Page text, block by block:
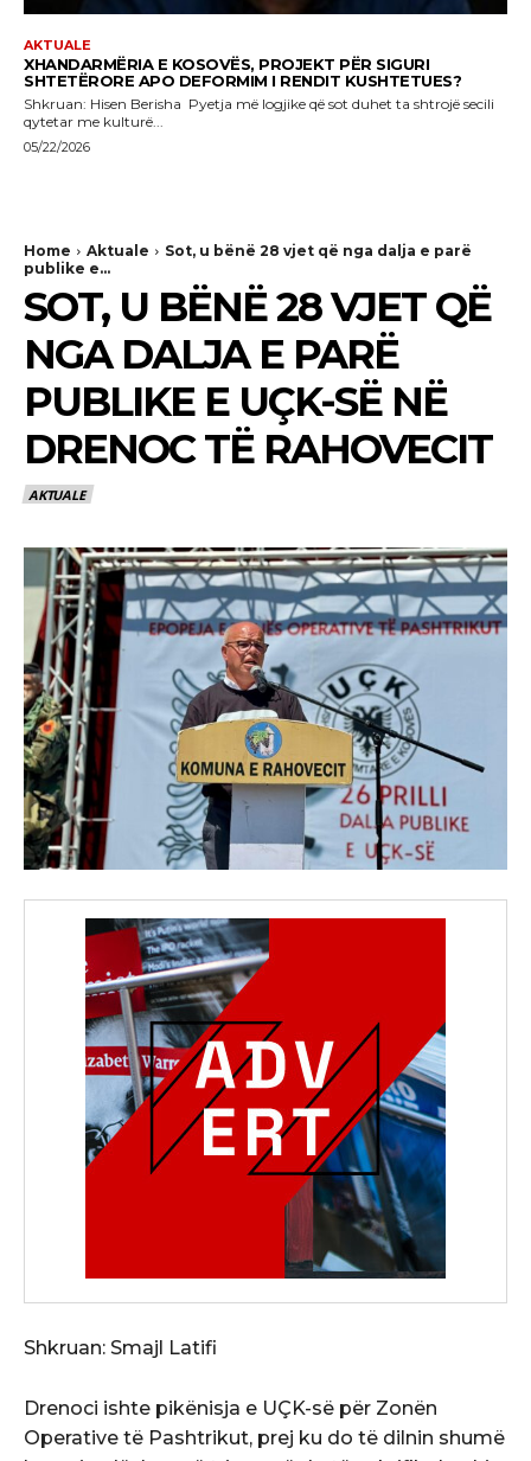
AKTUALE
XHANDARMËRIA E KOSOVËS, PROJEKT PËR SIGURI
SHTETËRORE APO DEFORMIM I RENDIT KUSHTETUES?
Shkruan: Hisen Berisha Pyetja më logjike që sot duhet ta shtrojë secili
qytetar me kulturë...
05/22/2026